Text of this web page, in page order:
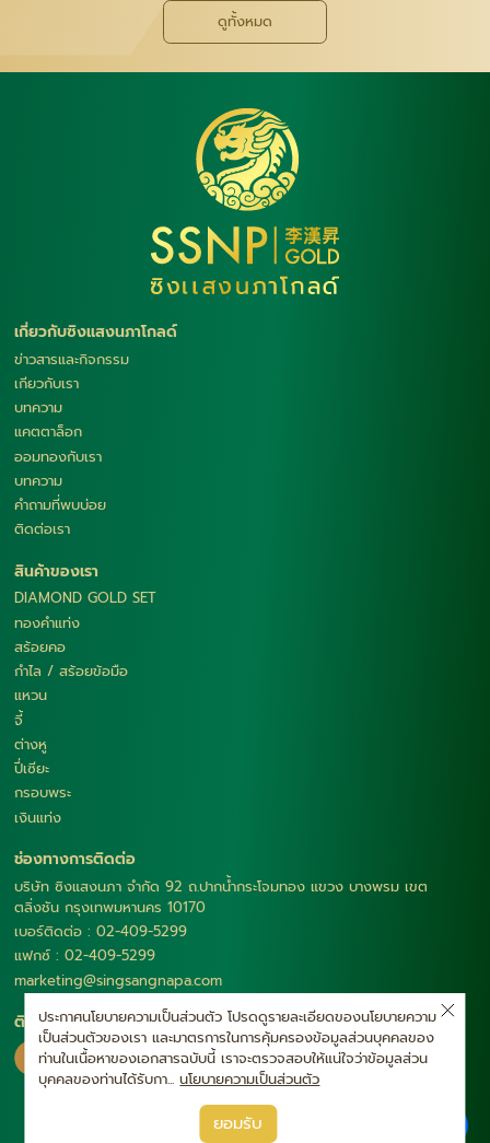
ดูทั้งหมด
เกี่ยวกับซิงแสงนภาโกลด์
ข่าวสารและกิจกรรม
เกียวกับเรา
บทความ
แคตตาล็อก
ออมทองกับเรา
บทความ
คำถามที่พบบ่อย
ติดต่อเรา
สินค้าของเรา
DIAMOND GOLD SET
ทองคำแท่ง
สร้อยคอ
กำไล / สร้อยข้อมือ
แหวน
จี้
ต่างหู
ปี่เซียะ
กรอบพระ
เงินแท่ง
ช่องทางการติดต่อ
บริษัท ซิงแสงนภา จำกัด 92 ถ.ปากน้ำกระโจมทอง แขวง บางพรม เขต
ตลิ่งชัน กรุงเทพมหานคร 10170
เบอร์ติดต่อ : 02-409-5299
แฟกซ์ : 02-409-5299
marketing@singsangnapa.com
ติดตามเรา
|
ประกาศนโยบายความเป็นส่วนตัว โปรดดูรายละเอียดของนโยบายความ
เป็นส่วนตัวของเรา และมาตรการในการคุ้มครองข้อมูลส่วนบุคคลของ
ท่านในเนื้อหาของเอกสารฉบับนี้ เราจะตรวจสอบให้แน่ใจว่าข้อมูลส่วน
บุคคลของท่านได้รับกา... นโยบายความเป็นส่วนตัว
ยอมรับ